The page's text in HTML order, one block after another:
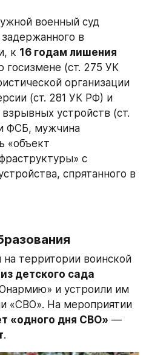
в
к 16 годам лишения
госизмене (ст. 275 УК
организации
(ст. 281 УК РФ) и
устройств (ст.
ФСБ, мужчина
«объект
с
спрятанного в
на территории воинской
и устроили им
«СВО». На мероприятии
«одного дня СВО»
.